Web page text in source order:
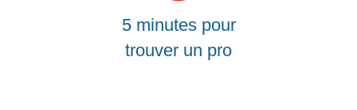
5 minutes pour
trouver un pro